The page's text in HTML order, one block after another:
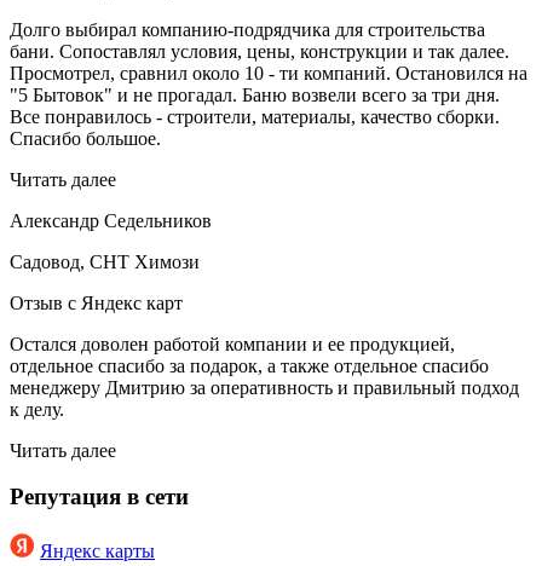
Долго выбирал компанию-подрядчика для строительства
бани. Сопоставлял условия, цены, конструкции и так далее.
Просмотрел, сравнил около 10 - ти компаний. Остановился на
"5 Бытовок" и не прогадал. Баню возвели всего за три дня.
Все понравилось - строители, материалы, качество сборки.
Спасибо большое.
Читать далее
Александр Седельников
Садовод, СНТ Химози
Отзыв с Яндекс карт
Остался доволен работой компании и ее продукцией,
отдельное спасибо за подарок, а также отдельное спасибо
менеджеру Дмитрию за оперативность и правильный подход
к делу.
Читать далее
Репутация в сети
Яндекс карты